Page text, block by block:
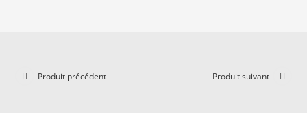
Produit précédent Produit suivant